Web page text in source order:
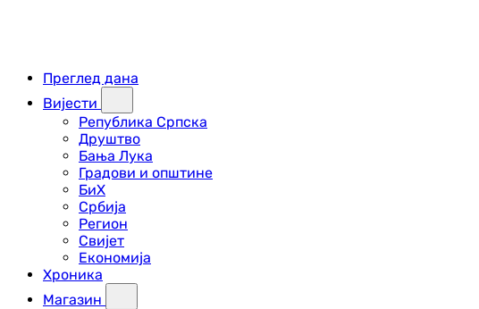
Преглед дана
Вијести
Република Српска
Друштво
Бања Лука
Градови и општине
БиХ
Србија
Регион
Свијет
Економија
Хроника
Магазин